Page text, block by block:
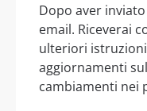
Dopo aver
email. Riceverai
ulteriori
aggiornamenti
cambiamenti nei